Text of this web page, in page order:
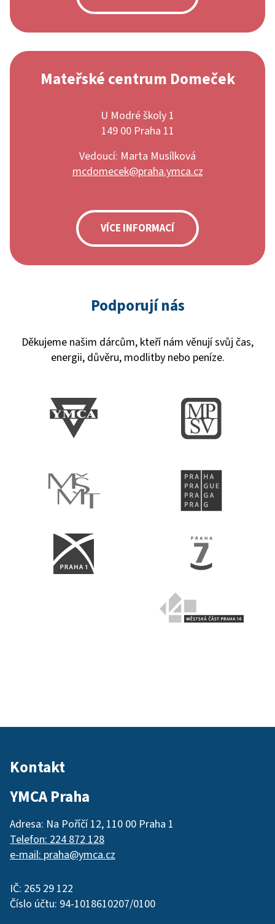
Mateřské centrum Domeček
U Modré školy 1
149 00 Praha 11
Vedoucí: Marta Musílková
mcdomecek@praha.ymca.cz
VÍCE INFORMACÍ
Podporují nás
Děkujeme našim dárcům, kteří nám věnují svůj čas,
energii, důvěru, modlitby nebo peníze.
Kontakt
YMCA Praha
Adresa: Na Poříčí 12, 110 00 Praha 1
Telefon: 224 872 128
e-mail: praha@ymca.cz
IČ: 265 29 122
Číslo účtu: 94-1018610207/0100